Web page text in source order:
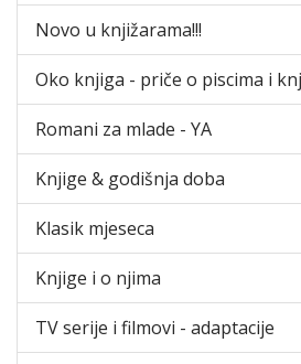
Novo u knjižarama!!!
Oko knjiga - priče o piscima i
Romani za mlade - YA
Knjige & godišnja doba
Klasik mjeseca
Knjige i o njima
TV serije i filmovi - adaptacije